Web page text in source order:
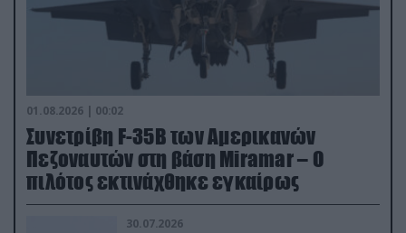
01.08.2026 | 00:02
Συνετρίβη F-35B των Αμερικανών
Πεζοναυτών στη βάση Miramar – Ο
πιλότος εκτινάχθηκε εγκαίρως
30.07.2026